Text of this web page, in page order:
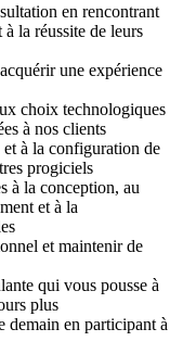
en rencontrant
la réussite de leurs
une expérience
choix technologiques
à nos clients
à la configuration de
progiciels
à la conception, au
et à la
et maintenir de
qui vous pousse à
plus
demain en participant à